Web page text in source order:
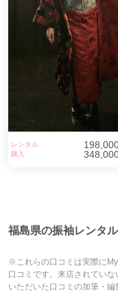
レンタル
購入
福島県の振袖レンタ
※これらの口コミは実際に
口コミです。来店されてい
いただいた口コミの加筆・編